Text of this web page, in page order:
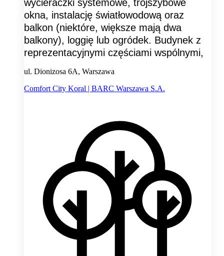
wycieraczki systemowe, trójszybowe
okna, instalację światłowodową oraz
balkon (niektóre, większe mają dwa
balkony), loggię lub ogródek. Budynek z
reprezentacyjnymi częściami wspólnymi,
ul. Dionizosa 6A, Warszawa
Comfort City Koral | BARC Warszawa S.A.